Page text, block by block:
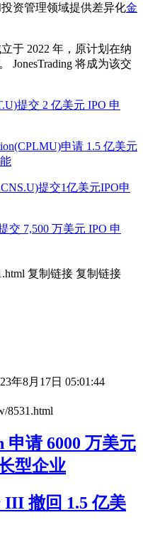
资管理领域提供差异化金
于 2022 年，原计划在纳
JonesTrading 将成为该交
提交 2 亿美元 IPO 申
申请 1.5 亿美元
提交1亿美元IPO申
交 7,500 万美元 IPO 申
复制链接 复制链接
年8月17日 05:01:44
8531.html
申请 6000 万美元
型企业
III 撤回 1.5 亿美